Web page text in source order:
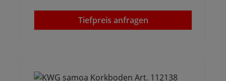
Tiefpreis anfragen